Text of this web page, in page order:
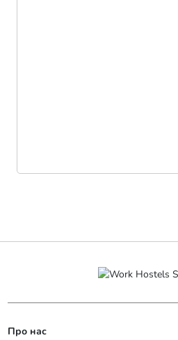
Про нас